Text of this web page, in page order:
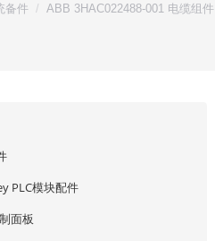
备件 ABB 3HAC022488-001 电缆组件
PLC模块配件
面板